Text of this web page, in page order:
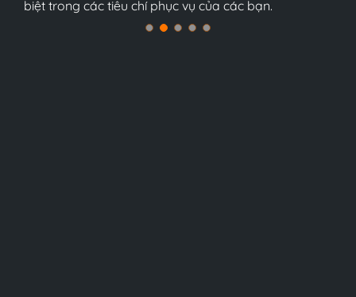
biệt trong các tiêu chí phục vụ của các bạn.
biệt trong các tiêu chí phục vụ của các bạn.